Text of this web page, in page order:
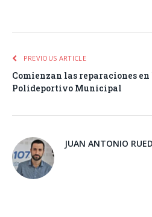
PREVIOUS ARTICLE
Comienzan las reparaciones
Polideportivo Municipal
JUAN ANTONIO